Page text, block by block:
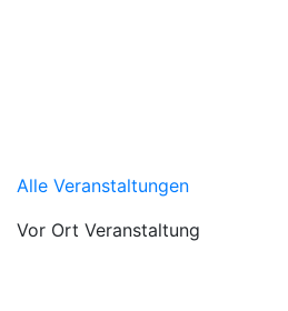
Alle Veranstaltungen
Vor Ort Veranstaltung